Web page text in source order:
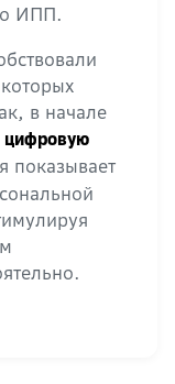
ИПП.
в начале
цифровую
показывает